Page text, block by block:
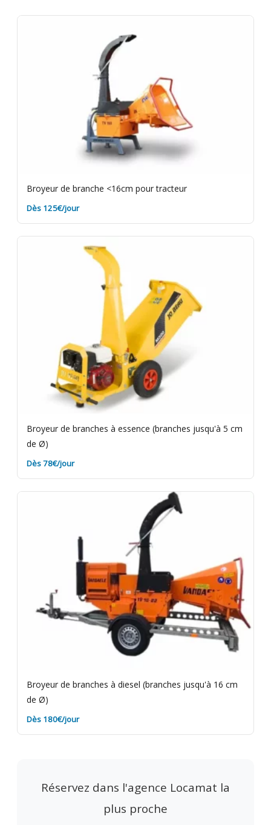
du matériel en bon état. Rapportez le matériel
propre et sans terre pour éviter des frais de
nettoyage. Assurance bris de machine en option.
Broyeur de branche <16cm pour tracteur
Dès 125€/jour
Broyeur de branches à essence (branches jusqu'à 5 cm
de Ø)
Dès 78€/jour
Broyeur de branches à diesel (branches jusqu'à 16 cm
de Ø)
Dès 180€/jour
Réservez dans l'agence Locamat la
plus proche